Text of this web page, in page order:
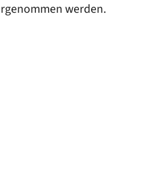
werden.